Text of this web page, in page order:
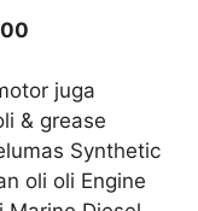
juga
& grease
Synthetic
oli oli Engine